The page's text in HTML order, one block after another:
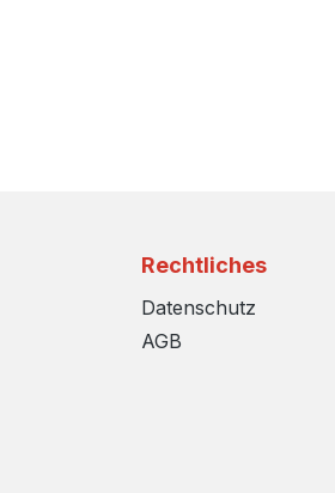
Rechtliches
Datenschutz
AGB